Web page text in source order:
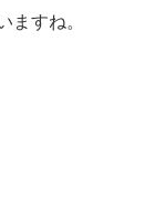
ますね。